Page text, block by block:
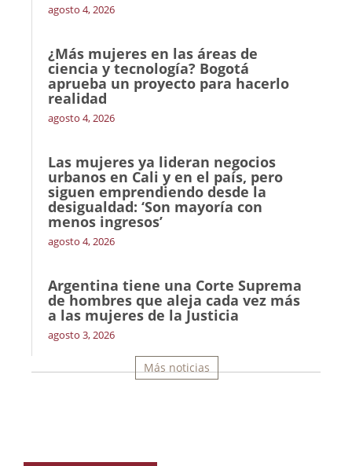
agosto 4, 2026
¿Más mujeres en las áreas de
ciencia y tecnología? Bogotá
aprueba un proyecto para hacerlo
realidad
agosto 4, 2026
Las mujeres ya lideran negocios
urbanos en Cali y en el país, pero
siguen emprendiendo desde la
desigualdad: ‘Son mayoría con
menos ingresos’
agosto 4, 2026
Argentina tiene una Corte Suprema
de hombres que aleja cada vez más
a las mujeres de la Justicia
agosto 3, 2026
Más noticias